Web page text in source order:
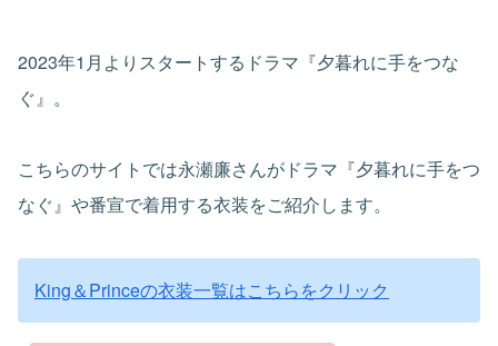
2023年1月よりスタートするドラマ『夕暮れに手をつな
ぐ』。
こちらのサイトでは永瀬廉さんがドラマ『夕暮れに手をつ
なぐ』や番宣で着用する衣装をご紹介します。
King＆Princeの衣装一覧はこちらをクリック